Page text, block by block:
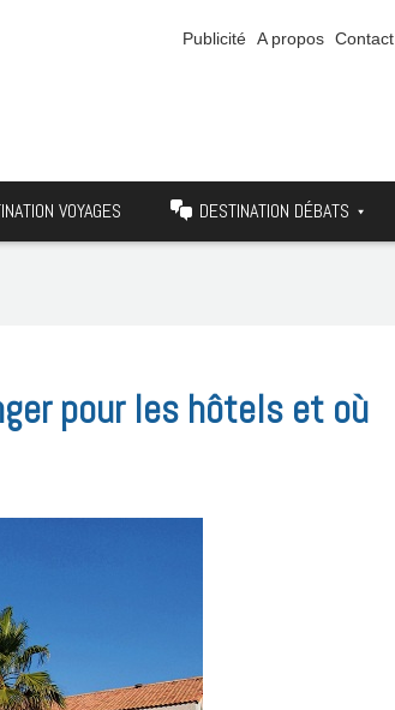
Publicité A propos Contact
VOYAGES DESTINATION DÉBATS
pour les hôtels et où